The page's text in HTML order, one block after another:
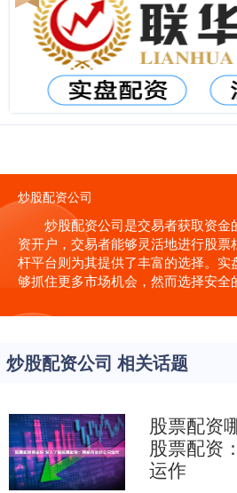
炒股配资公司
炒股配资公司是交易者获取资
资开户，交易者能够灵活地进行股
杆平台则为其提供了丰富的选择。
够抓住更多市场机会，然而选择安全
炒股配资公司 相关话题
股票配资
股票配资
运作